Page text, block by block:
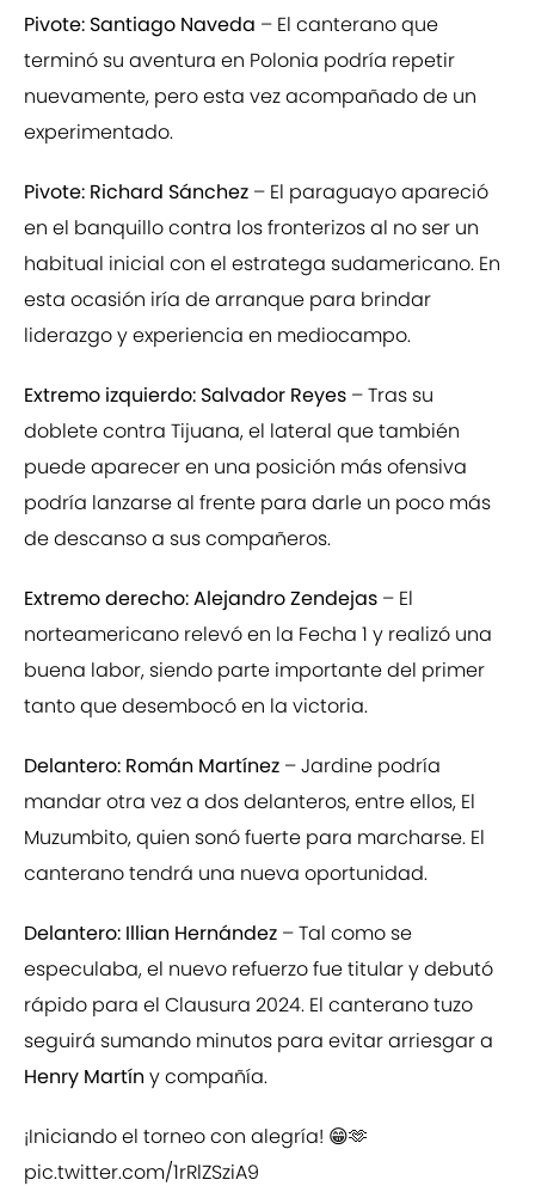
Pivote: Santiago Naveda – El canterano que
terminó su aventura en Polonia podría repetir
nuevamente, pero esta vez acompañado de un
experimentado.
Pivote: Richard Sánchez – El paraguayo apareció
en el banquillo contra los fronterizos al no ser un
habitual inicial con el estratega sudamericano. En
esta ocasión iría de arranque para brindar
liderazgo y experiencia en mediocampo.
Extremo izquierdo: Salvador Reyes – Tras su
doblete contra Tijuana, el lateral que también
puede aparecer en una posición más ofensiva
podría lanzarse al frente para darle un poco más
de descanso a sus compañeros.
Extremo derecho: Alejandro Zendejas – El
norteamericano relevó en la Fecha 1 y realizó una
buena labor, siendo parte importante del primer
tanto que desembocó en la victoria.
Delantero: Román Martínez – Jardine podría
mandar otra vez a dos delanteros, entre ellos, El
Muzumbito, quien sonó fuerte para marcharse. El
canterano tendrá una nueva oportunidad.
Delantero: Illian Hernández – Tal como se
especulaba, el nuevo refuerzo fue titular y debutó
rápido para el Clausura 2024. El canterano tuzo
seguirá sumando minutos para evitar arriesgar a
Henry Martín y compañía.
¡Iniciando el torneo con alegría! 😁🫶
pic.twitter.com/1rRlZSziA9